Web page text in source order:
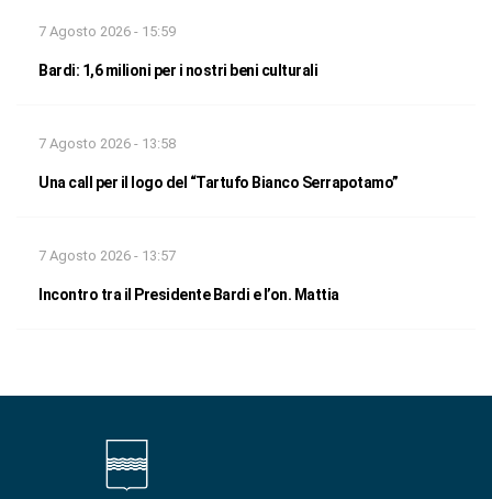
7 Agosto 2026 - 15:59
Bardi: 1,6 milioni per i nostri beni culturali
7 Agosto 2026 - 13:58
Una call per il logo del “Tartufo Bianco Serrapotamo”
7 Agosto 2026 - 13:57
Incontro tra il Presidente Bardi e l’on. Mattia